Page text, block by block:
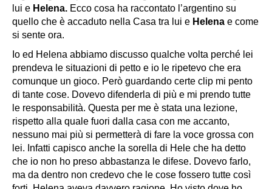
lui e Helena. Ecco cosa ha raccontato l’argentino su
quello che è accaduto nella Casa tra lui e Helena e come
si sente ora.
Io ed Helena abbiamo discusso qualche volta perché lei
prendeva le situazioni di petto e io le ripetevo che era
comunque un gioco. Però guardando certe clip mi pento
di tante cose. Dovevo difenderla di più e mi prendo tutte
le responsabilità. Questa per me è stata una lezione,
rispetto alla quale fuori dalla casa con me accanto,
nessuno mai più si permetterà di fare la voce grossa con
lei. Infatti capisco anche la sorella di Hele che ha detto
che io non ho preso abbastanza le difese. Dovevo farlo,
ma da dentro non credevo che le cose fossero tutte così